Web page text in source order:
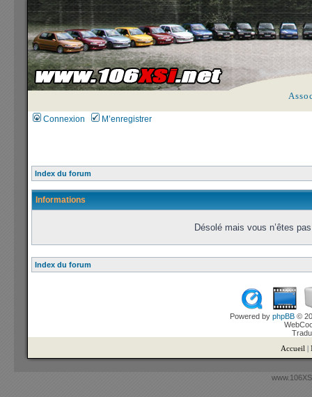
Connexion M’enregistrer
Index du forum
Informations
Désolé mais vous n’êtes
Index du forum
Powered by phpBB ©
Accueil |